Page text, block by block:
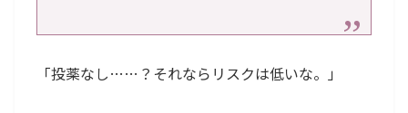
「投薬なし……？それならリスクは低いな。」